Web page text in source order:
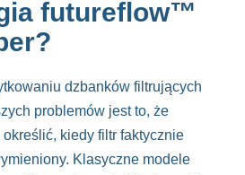
futureflow™
dzbanków filtrujących
problemów jest to, że
kiedy filtr faktycznie
Klasyczne modele